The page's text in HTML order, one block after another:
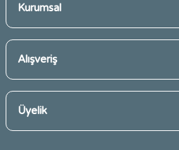
Kurumsal
Alışveriş
Üyelik